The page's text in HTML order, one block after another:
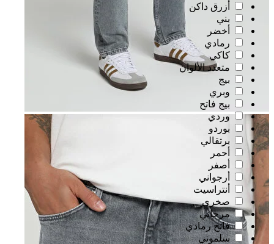
أزرق داكن
بني
أخضر
رمادي
كاكي
متعدد الألوان
بيج
وبري
بيج فاتح
وردي
بوردو
برتقالي
أحمر
أصفر
أرجواني
أنتراسيت
صخري
مرجاني
فاتح رمادي
سلموني